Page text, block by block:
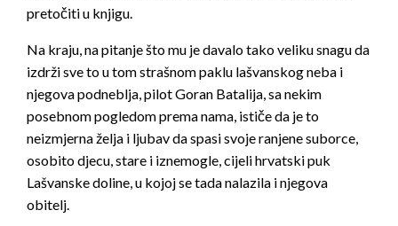
pretočiti u knjigu.
Na kraju, na pitanje što mu je davalo tako veliku snagu da
izdrži sve to u tom strašnom paklu lašvanskog neba i
njegova podneblja, pilot Goran Batalija, sa nekim
posebnom pogledom prema nama, ističe da je to
neizmjerna želja i ljubav da spasi svoje ranjene suborce,
osobito djecu, stare i iznemogle, cijeli hrvatski puk
Lašvanske doline, u kojoj se tada nalazila i njegova
obitelj.